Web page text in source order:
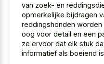
van zoek- en
opmerkelijke bijdragen
reddingshonden
oog voor detail en een
ze ervoor dat elk stuk
informatief als boeiend